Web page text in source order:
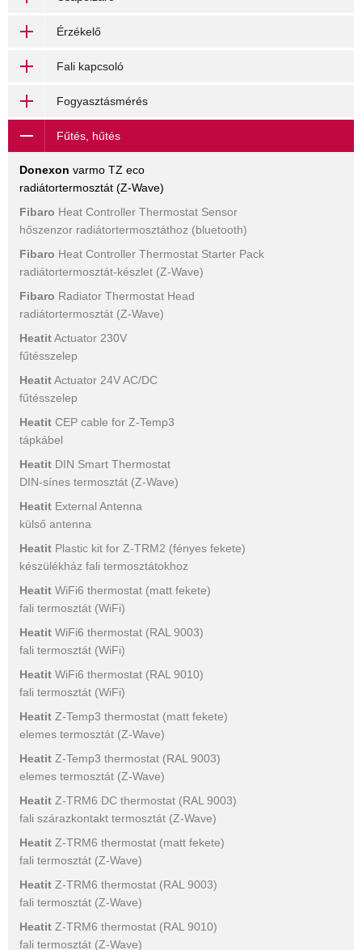
Érzékelő
Fali kapcsoló
Fogyasztásmérés
Fűtés, hűtés
Donexon varmo TZ eco
radiátortermosztát (Z-Wave)
Fibaro Heat Controller Thermostat Sensor
hőszenzor radiátortermosztáthoz (bluetooth)
Fibaro Heat Controller Thermostat Starter Pack
radiátortermosztát-készlet (Z-Wave)
Fibaro Radiator Thermostat Head
radiátortermosztát (Z-Wave)
HeatitActuator 230V
fűtésszelep
HeatitActuator 24V AC/DC
fűtésszelep
Heatit CEP cable for Z-Temp3
tápkábel
Heatit DIN Smart Thermostat
DIN-sínes termosztát (Z-Wave)
Heatit External Antenna
külső antenna
Heatit Plastic kit for Z-TRM2 (fényes fekete)
készülékház fali termosztátokhoz
Heatit WiFi6 thermostat (matt fekete)
fali termosztát (WiFi)
Heatit WiFi6 thermostat (RAL 9003)
fali termosztát (WiFi)
Heatit WiFi6 thermostat (RAL 9010)
fali termosztát (WiFi)
Heatit Z-Temp3 thermostat (matt fekete)
elemes termosztát (Z-Wave)
Heatit Z-Temp3 thermostat (RAL 9003)
elemes termosztát (Z-Wave)
Heatit Z-TRM6 DC thermostat (RAL 9003)
fali szárazkontakt termosztát (Z-Wave)
Heatit Z-TRM6 thermostat (matt fekete)
fali termosztát (Z-Wave)
Heatit Z-TRM6 thermostat (RAL 9003)
fali termosztát (Z-Wave)
Heatit Z-TRM6 thermostat (RAL 9010)
fali termosztát (Z-Wave)